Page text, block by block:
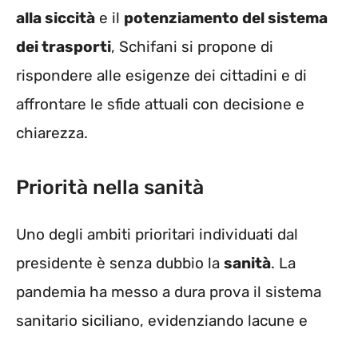
alla siccità e il potenziamento del sistema
dei trasporti, Schifani si propone di
rispondere alle esigenze dei cittadini e di
affrontare le sfide attuali con decisione e
chiarezza.
Priorità nella sanità
Uno degli ambiti prioritari individuati dal
presidente è senza dubbio la sanità. La
pandemia ha messo a dura prova il sistema
sanitario siciliano, evidenziando lacune e